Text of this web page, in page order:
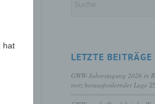
LETZTE BEITRÄGE
GWW-Jahrestagung 2026 in
trotz herausfordernder Lage
hat